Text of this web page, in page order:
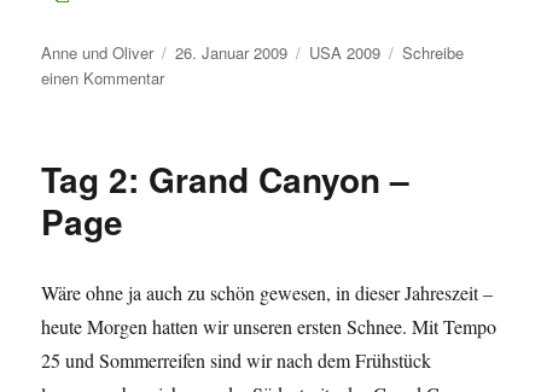
Autor
Anne und Oliver
Veröffentlicht
26. Januar 2009 Kategorien
USA 2009
Schreibe
einen Kommentarzu
–
Tag 2: Grand Canyon –
Page
Wäre ohne ja auch zu schön gewesen, in dieser Jahreszeit –
heute Morgen hatten wir unseren ersten Schnee. Mit Tempo
25 und Sommerreifen sind wir nach dem Frühstück